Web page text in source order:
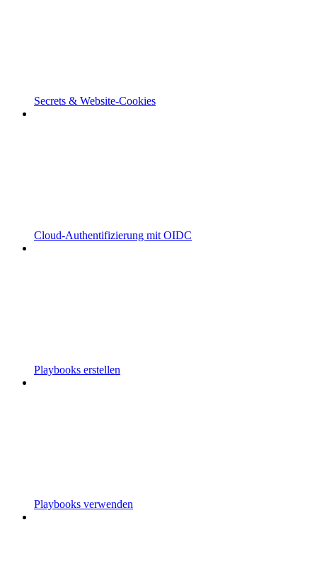
Secrets & Website-Cookies
Cloud-Authentifizierung mit OIDC
Playbooks erstellen
Playbooks verwenden